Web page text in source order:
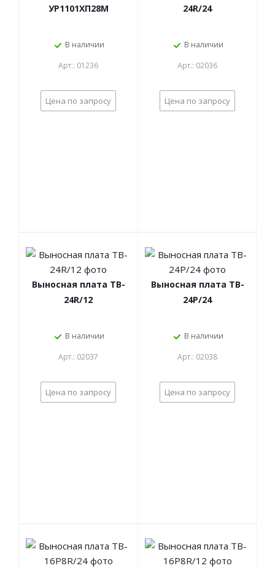
УР1101ХП28М
В наличии
Арт.: 01236
Цена по запросу
24R/24
В наличии
Арт.: 02036
Цена по запросу
Выносная плата TB-
24R/12
В наличии
Арт.: 02037
Цена по запросу
Выносная плата TB-
24P/24
В наличии
Арт.: 02038
Цена по запросу